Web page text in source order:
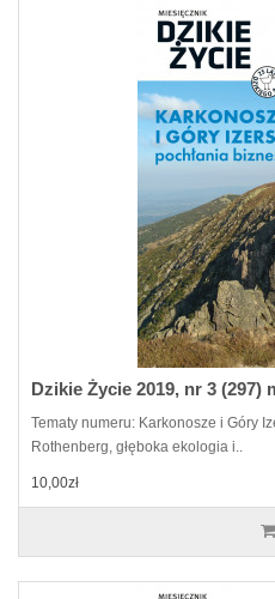
Dzikie Życie 2019, nr 3 (297)
Tematy numeru: Karkonosze i Góry
Rothenberg, głęboka ekologia i..
10,00zł